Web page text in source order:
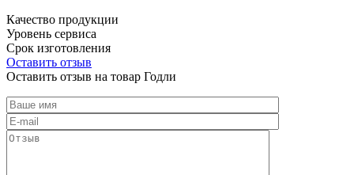
Качество продукции
Уровень сервиса
Срок изготовления
Оставить отзыв
Оставить отзыв на товар Годли